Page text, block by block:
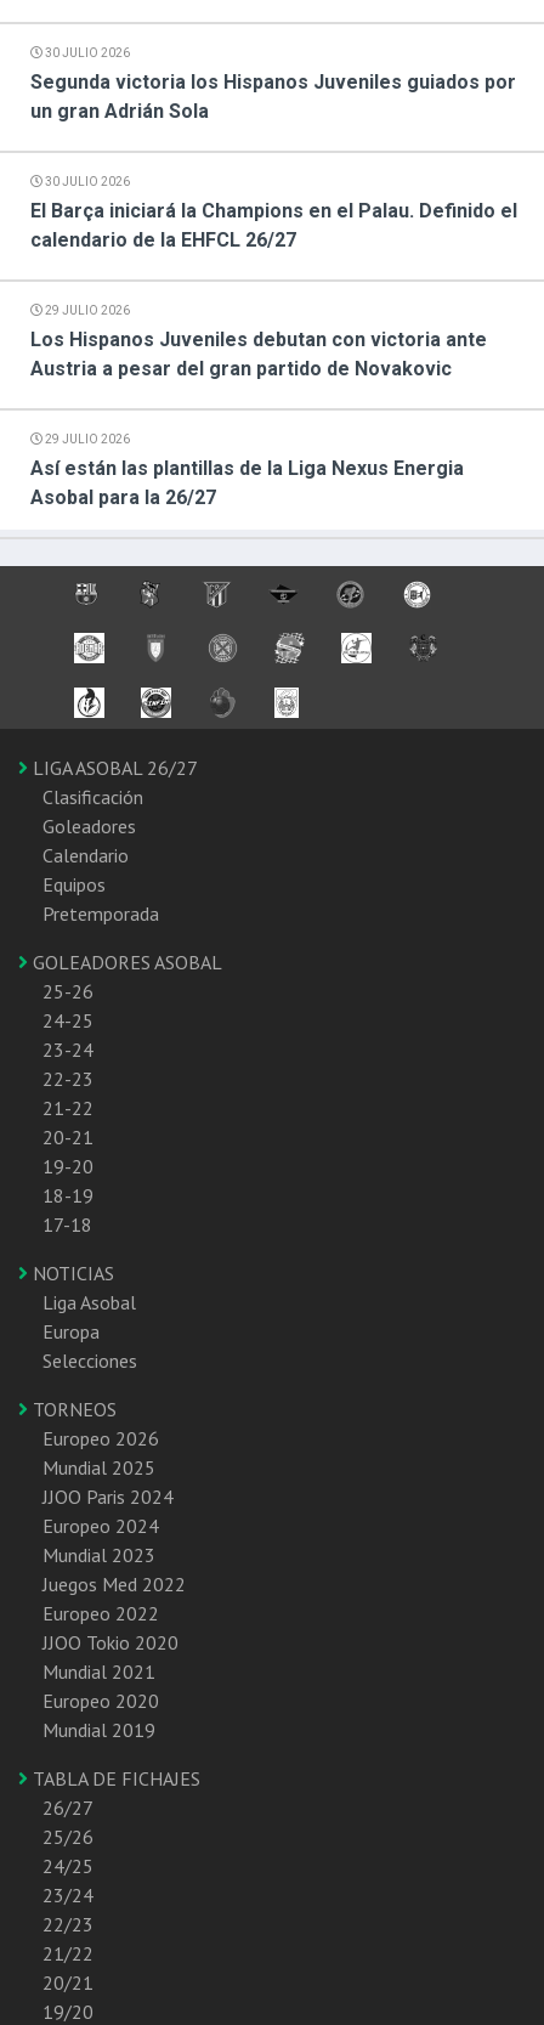
30 JULIO 2026
Segunda victoria los Hispanos Juveniles guiados por
un gran Adrián Sola
30 JULIO 2026
El Barça iniciará la Champions en el Palau. Definido el
calendario de la EHFCL 26/27
29 JULIO 2026
Los Hispanos Juveniles debutan con victoria ante
Austria a pesar del gran partido de Novakovic
29 JULIO 2026
Así están las plantillas de la Liga Nexus Energia
Asobal para la 26/27
LIGA ASOBAL 26/27
Clasificación
Goleadores
Calendario
Equipos
Pretemporada
GOLEADORES ASOBAL
25-26
24-25
23-24
22-23
21-22
20-21
19-20
18-19
17-18
NOTICIAS
Liga Asobal
Europa
Selecciones
TORNEOS
Europeo 2026
Mundial 2025
JJOO Paris 2024
Europeo 2024
Mundial 2023
Juegos Med 2022
Europeo 2022
JJOO Tokio 2020
Mundial 2021
Europeo 2020
Mundial 2019
TABLA DE FICHAJES
26/27
25/26
24/25
23/24
22/23
21/22
20/21
19/20